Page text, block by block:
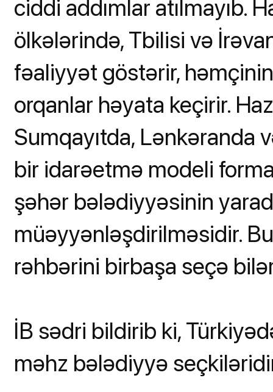
ciddi addımlar atılmayıb.
ölkələrində, Tbilisi və
fəaliyyət göstərir,
orqanlar həyata keçirir.
Sumqayıtda, Lənkəranda
bir idarəetmə modeli
şəhər bələdiyyəsinin
müəyyənləşdirilməsidir.
rəhbərini birbaşa seçə
İB sədri bildirib ki,
məhz bələdiyyə